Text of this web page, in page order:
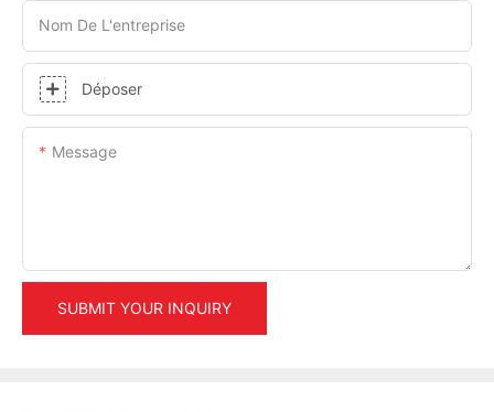
Nom De L'entreprise
Déposer
Message
SUBMIT YOUR INQUIRY